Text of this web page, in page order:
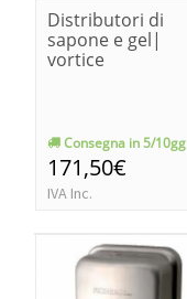
Distributori di
sapone e gel|
vortice
Consegna in 5/10gg
171,50€
IVA Inc.